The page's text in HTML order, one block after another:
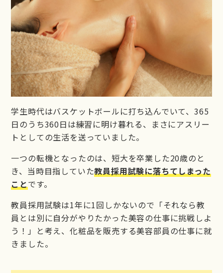
学生時代はバスケットボールに打ち込んでいて、365
日のうち360日は練習に明け暮れる、まさにアスリー
トとしての生活を送っていました。
一つの転機となったのは、短大を卒業した20歳のと
き、当時目指していた教員採用試験に落ちてしまった
ことです。
教員採用試験は1年に1回しかないので「それなら教
員とは別に自分がやりたかった美容の仕事に挑戦しよ
う！」と考え、化粧品を販売する美容部員の仕事に就
きました。